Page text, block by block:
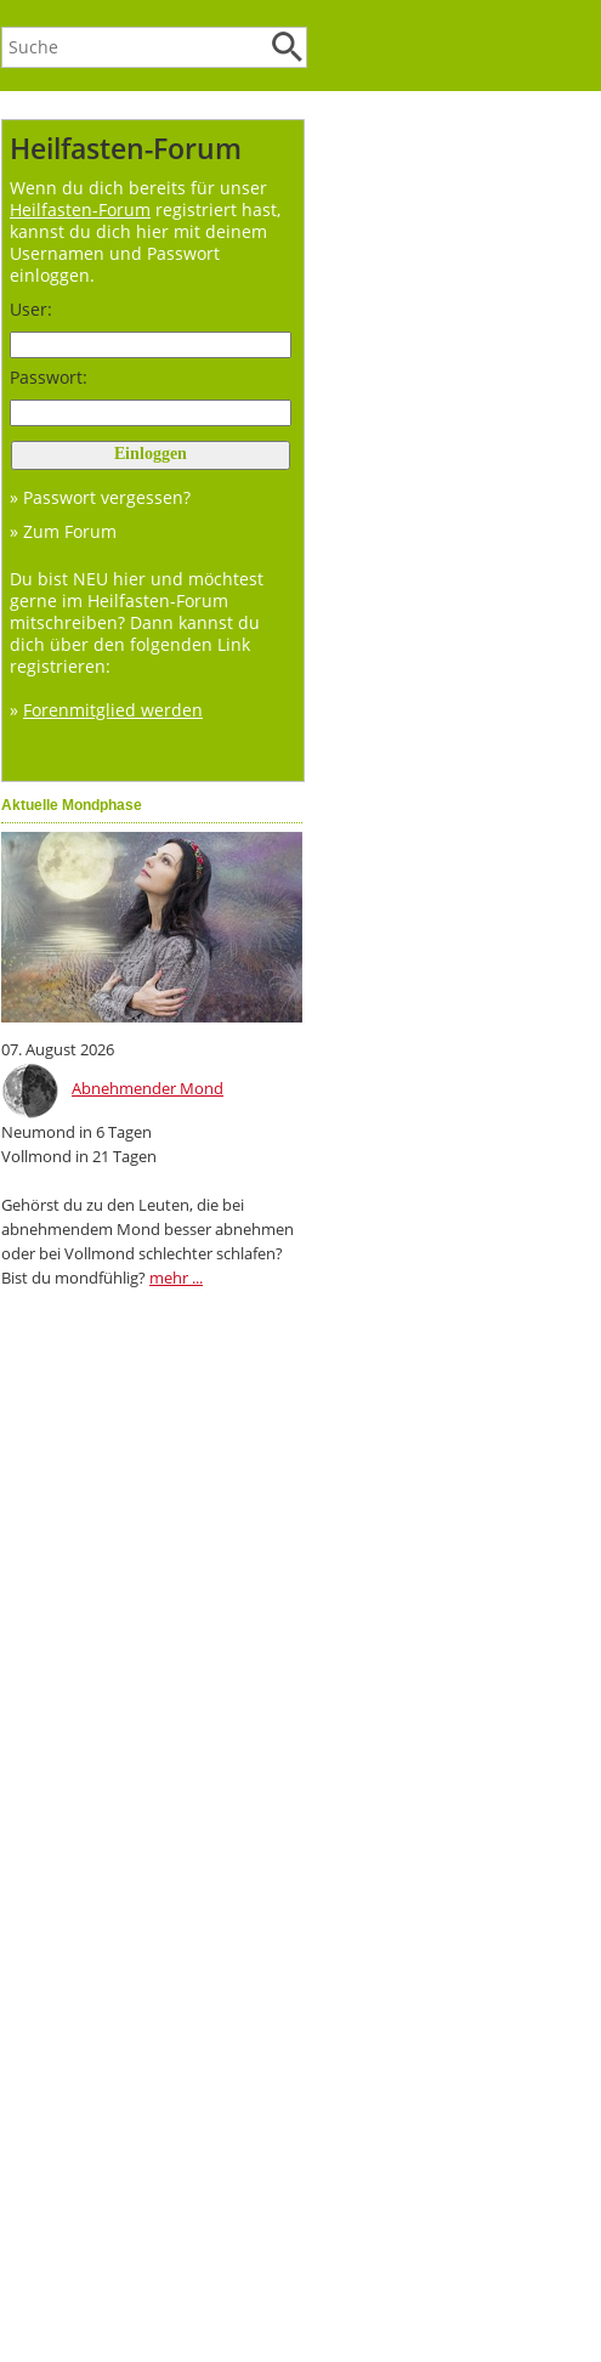
Heilfasten-Forum
Wenn du dich bereits für unser
Heilfasten-Forum registriert hast,
kannst du dich hier mit deinem
Usernamen und Passwort
einloggen.
User:
Passwort:
» Passwort vergessen?
» Zum Forum
Du bist NEU hier und möchtest
gerne im Heilfasten-Forum
mitschreiben? Dann kannst du
dich über den folgenden Link
registrieren:
» Forenmitglied werden
Aktuelle Mondphase
07. August 2026
Abnehmender Mond
Neumond in 6 Tagen
Vollmond in 21 Tagen
Gehörst du zu den Leuten, die bei
abnehmendem Mond besser abnehmen
oder bei Vollmond schlechter schlafen?
Bist du mondfühlig? mehr ...